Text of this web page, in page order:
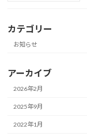
カテゴリー
お知らせ
アーカイブ
2026年2月
2025年9月
2022年1月